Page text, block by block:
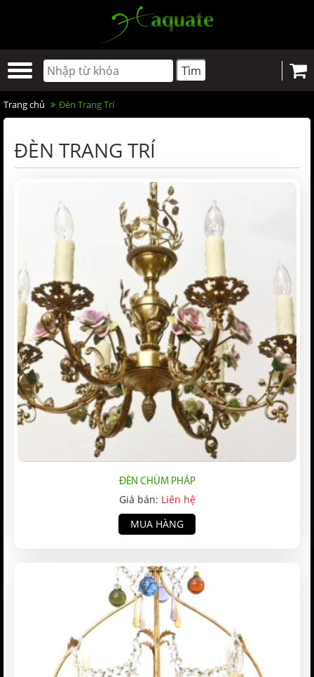
Trang chủ Đèn Trang Trí
ĐÈN TRANG TRÍ
ĐÈN CHÙM PHÁP
Giá bán: Liên hệ
MUA HÀNG